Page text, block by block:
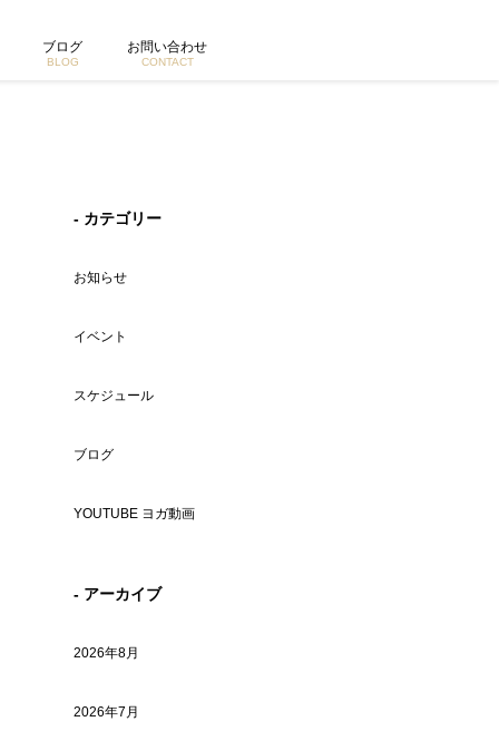
ブログ
BLOG
お問い合わせ
CONTACT
- カテゴリー
お知らせ
イベント
スケジュール
ブログ
YOUTUBE ヨガ動画
- アーカイブ
2026年8月
2026年7月